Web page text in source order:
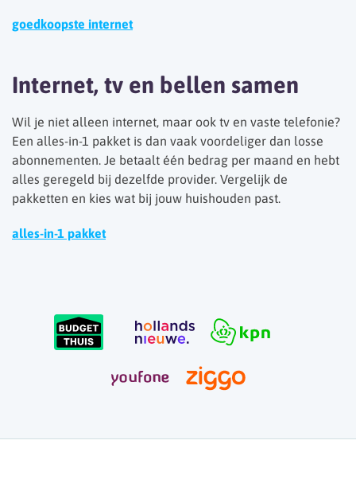
goedkoopste internet
Internet, tv en bellen samen
Wil je niet alleen internet, maar ook tv en vaste telefonie?
Een alles-in-1 pakket is dan vaak voordeliger dan losse
abonnementen. Je betaalt één bedrag per maand en hebt
alles geregeld bij dezelfde provider. Vergelijk de
pakketten en kies wat bij jouw huishouden past.
alles-in-1 pakket